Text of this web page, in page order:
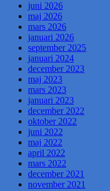
juni 2026
maj 2026
mars 2026
januari 2026
september 2025
januari 2024
december 2023
maj 2023
mars 2023
januari 2023
december 2022
oktober 2022
juni 2022
maj 2022
april 2022
mars 2022
december 2021
november 2021